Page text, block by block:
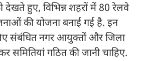
हुए, विभिन्न शहरों में 80 रेलवे
की योजना बनाई गई है. इन
संबंधित नगर आयुक्तों और जिला
समितियां गठित की जानी चाहिए.